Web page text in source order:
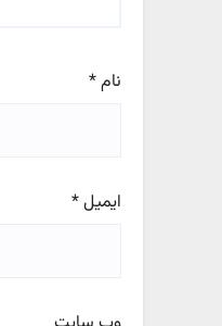
نام*
ایمیل*